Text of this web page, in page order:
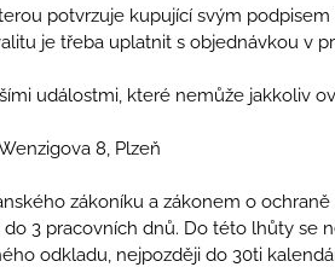
potvrzuje kupující svým
je třeba uplatnit s objednávkou v
událostmi, které nemůže jakkoliv
8, Plzeň
zákoníku a zákonem o
3 pracovních dnů. Do této lhůty se
odkladu, nejpozději do 30ti